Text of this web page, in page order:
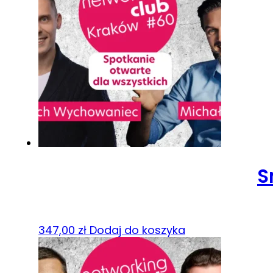
347,00 zł Dodaj do koszyka